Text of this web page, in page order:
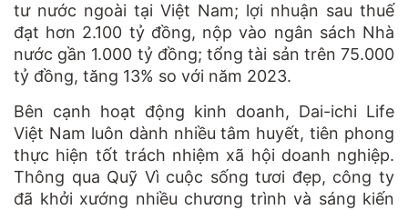
tư nước ngoài tại Việt Nam; lợi nhuận sau thuế
đạt hơn 2.100 tỷ đồng, nộp vào ngân sách Nhà
nước gần 1.000 tỷ đồng; tổng tài sản trên 75.000
tỷ đồng, tăng 13% so với năm 2023.
Bên cạnh hoạt động kinh doanh, Dai-ichi Life
Việt Nam luôn dành nhiều tâm huyết, tiên phong
thực hiện tốt trách nhiệm xã hội doanh nghiệp.
Thông qua Quỹ Vì cuộc sống tươi đẹp, công ty
đã khởi xướng nhiều chương trình và sáng kiến